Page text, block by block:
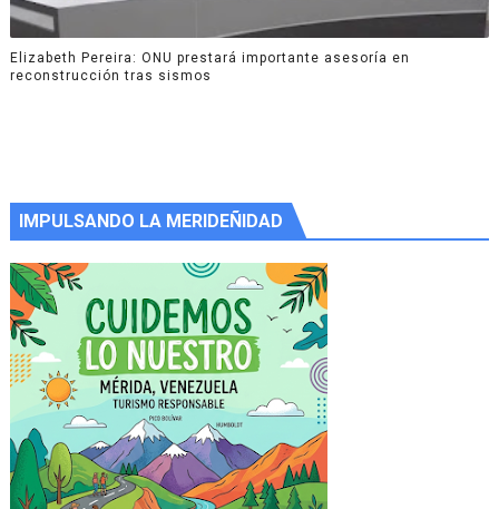
Elizabeth Pereira: ONU prestará importante asesoría en
reconstrucción tras sismos
IMPULSANDO LA MERIDEÑIDAD